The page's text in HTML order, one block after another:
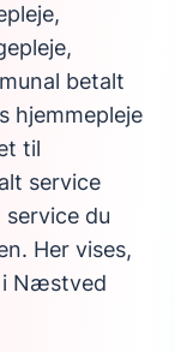
betalt
hjemmepleje
til
service
du
Her vises,
i Næstved